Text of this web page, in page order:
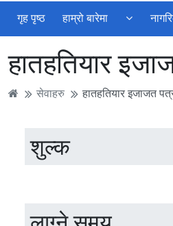
गृह पृष्ठ हाम्रो बारेमा
हातहतियार
सेवाहरु हातहतियार इजाजत
शुल्क